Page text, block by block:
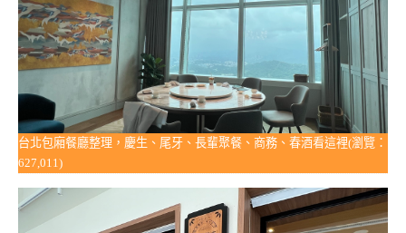
台北包廂餐廳整理，慶生、尾牙、長輩聚餐、商務、春酒看這裡(瀏覽：
627,011)